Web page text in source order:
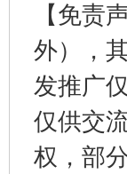
【免责
外），
发推广
仅供交
权，部
东山县通报“